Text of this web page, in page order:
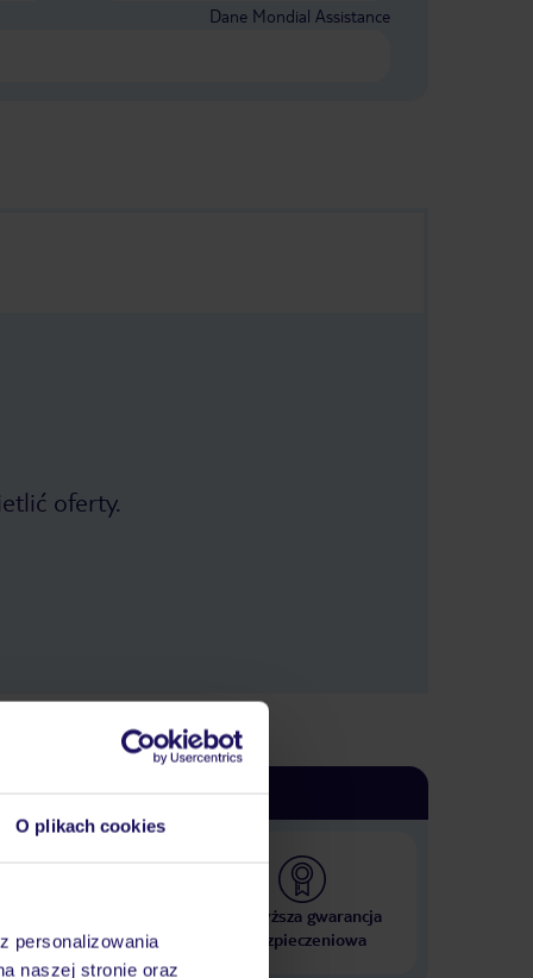
O plikach cookies
personalizowania
naszej stronie oraz
Dane Mondial Assistance
oferty.
krajach
Najwyższa gwarancja
ubezpieczeniowa